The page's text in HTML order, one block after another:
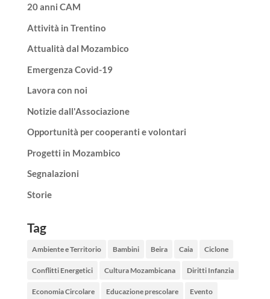
20 anni CAM
Attività in Trentino
Attualità dal Mozambico
Emergenza Covid-19
Lavora con noi
Notizie dall'Associazione
Opportunità per cooperanti e volontari
Progetti in Mozambico
Segnalazioni
Storie
Tag
Ambiente e Territorio Bambini Beira Caia Ciclone
Conflitti Energetici Cultura Mozambicana Diritti Infanzia
Economia Circolare Educazione prescolare Evento